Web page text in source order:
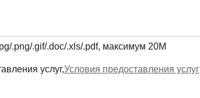
.png/.gif/.doc/.xls/.pdf, максимум 20M
услуг,Условия предоставления услуг